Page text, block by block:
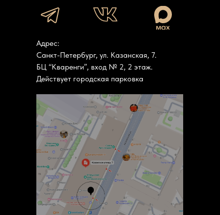
Адрес:
Санкт-Петербург, ул. Казанская, 7.
БЦ “Кваренги”, вход № 2, 2 этаж.
Действует городская парковка